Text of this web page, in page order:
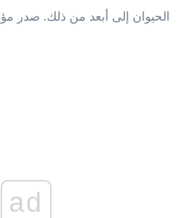
الحيوان إلى أبعد من ذلك. صدر
ad